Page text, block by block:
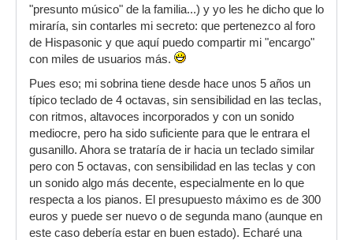
"presunto músico" de la familia...) y yo les he dicho que lo
miraría, sin contarles mi secreto: que pertenezco al foro
de Hispasonic y que aquí puedo compartir mi "encargo"
con miles de usuarios más.
Pues eso; mi sobrina tiene desde hace unos 5 años un
típico teclado de 4 octavas, sin sensibilidad en las teclas,
con ritmos, altavoces incorporados y con un sonido
mediocre, pero ha sido suficiente para que le entrara el
gusanillo. Ahora se trataría de ir hacia un teclado similar
pero con 5 octavas, con sensibilidad en las teclas y con
un sonido algo más decente, especialmente en lo que
respecta a los pianos. El presupuesto máximo es de 300
euros y puede ser nuevo o de segunda mano (aunque en
este caso debería estar en buen estado). Echaré una